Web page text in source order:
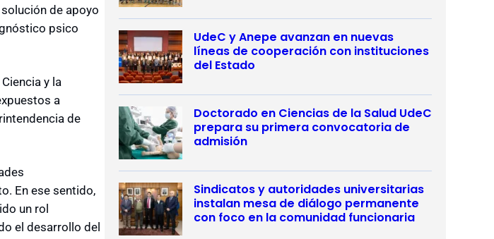
de apoyo
psico
y la
a
de
En ese sentido,
un rol
el desarrollo del
UdeC y Anepe avanzan en nuevas
líneas de cooperación con instituciones
del Estado
Doctorado en Ciencias de la Salud UdeC
prepara su primera convocatoria de
admisión
Sindicatos y autoridades universitarias
instalan mesa de diálogo permanente
con foco en la comunidad funcionaria